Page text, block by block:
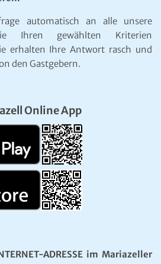
automatisch an alle unsere
Ihren gewählten Kriterien
erhalten Ihre Antwort rasch und
den Gastgebern.
Online App
ADRESSE im Mariazeller